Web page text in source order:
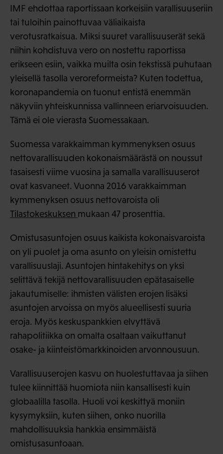
IMF ehdottaa raportissaan korkeisiin varallisuuseriin
tai tuloihin painottuvaa väliaikaista
verotusratkaisua. Miksi suuret varallisuuserät sekä
niihin kohdistuva vero on nostettu raportissa
erikseen esiin, vaikka muilta osin tekstissä puhutaan
yleisellä tasolla veroreformeista? Kuten todettua,
koronapandemia on tuonut entistä enemmän
näkyviin yhteiskunnissa vallinneen eriarvoisuuden.
Tämä ei ole vierasta Suomessakaan.
Suomessa varakkaimman kymmenyksen osuus
nettovarallisuuden kokonaismäärästä on noussut
tasaisesti viime vuosina ja samalla varallisuuserot
ovat kasvaneet. Vuonna 2016 varakkaimman
kymmenyksen osuus nettovaroista oli
Tilastokeskuksen mukaan 47 prosenttia.
Omistusasuntojen osuus kaikista kokonaisvaroista
on yli puolet ja oma asunto on yleisin omistettu
varallisuuslaji. Asuntojen hintakehitys on yksi
selittävä tekijä nettovarallisuuden epätasaiselle
jakautumiselle: ihmisten välisten erojen lisäksi
asuntojen arvoissa on myös alueellisesti suuria
eroja. Myös keskuspankkien elvyttävä
rahapolitiikka on omalta osaltaan vaikuttanut
osake- ja kiinteistömarkkinoiden arvonnousuun.
Varallisuuserojen kasvu on huolestuttavaa ja siihen
tulee kiinnittää huomiota niin kansallisesti kuin
globaalilla tasolla. Huoli voi keskittyä moniin
kysymyksiin, kuten siihen, onko nuorilla
mahdollisuuksia hankkia ensimmäistä
omistusasuntoaan.